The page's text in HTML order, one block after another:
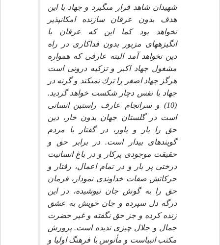
شهيدان شاهد قرار مى‏گيرد و جهاد با اين
هدف بدون عرفان سازنده امكان‏پذير
نخواهد بود كما اين كه عرفان با
انگيزه‏هاى مزبور بدون فداكارى در راه
دين نخواهد آمد البته عارفى كه همواره
مشغول جهاد اكبر و تزكيه درونى است
هرگز جهاد اصغر را ترك نمى‏كند و گرنه در
جهاد با نفس دچار شكست خواهد گرديد.
(10) و سرانجام عارف راستين انسانى
است در گلستان جهان بدون خار، دين
حق را يار و ياور، در گفتار با مردم
گوينده‏اى بيدار است. در برابر حق و
حقيقت موجودى پركار و در باغ انسانيت
درختى پر بار و در تمام اعمال، رفتار و
حركاتش صفات خداوندى نمودار، فرمان
حق را به گوش جان نيوشيده، در اين
درگه دل سپرده و جان خويش به عشق
زنده كرده و جز حق نگفته و غير حضرت
جمال و جلال چيزى نديده است. پرورش
مكتب انبياست و مأنوس با فرهنگ اوليا و